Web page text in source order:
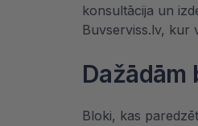
konsultācija un
Buvserviss.lv, kur
Dažādām
Bloki, kas